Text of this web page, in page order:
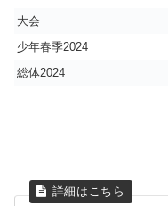
大会
少年春季2024
総体2024